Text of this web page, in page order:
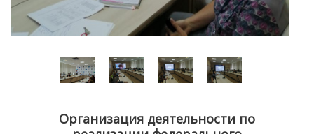
Организация деятельности по